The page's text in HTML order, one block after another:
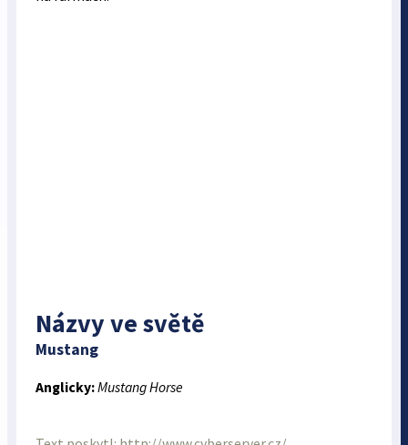
Názvy ve světě
Mustang
Anglicky:Mustang Horse